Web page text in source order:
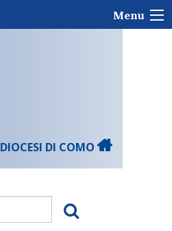
Menu
DIOCESI DI COMO